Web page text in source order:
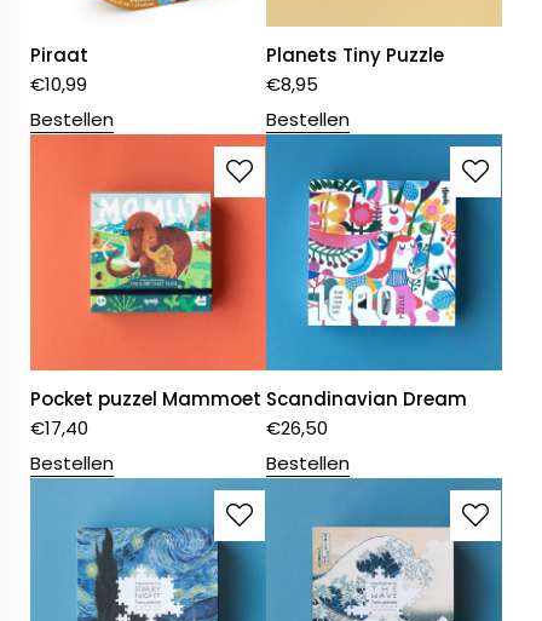
Piraat
€10,99
Bestellen
Planets Tiny Puzzle
€8,95
Bestellen
Pocket puzzel Mammoet
€17,40
Bestellen
Scandinavian Dream
€26,50
Bestellen